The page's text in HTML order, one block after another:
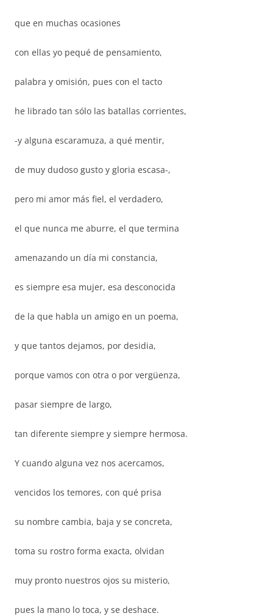
que en muchas ocasiones
con ellas yo pequé de pensamiento,
palabra y omisión, pues con el tacto
he librado tan sólo las batallas corrientes,
-y alguna escaramuza, a qué mentir,
de muy dudoso gusto y gloria escasa-,
pero mi amor más fiel, el verdadero,
el que nunca me aburre, el que termina
amenazando un día mi constancia,
es siempre esa mujer, esa desconocida
de la que habla un amigo en un poema,
y que tantos dejamos, por desidia,
porque vamos con otra o por vergüenza,
pasar siempre de largo,
tan diferente siempre y siempre hermosa.
Y cuando alguna vez nos acercamos,
vencidos los temores, con qué prisa
su nombre cambia, baja y se concreta,
toma su rostro forma exacta, olvidan
muy pronto nuestros ojos su misterio,
pues la mano lo toca, y se deshace.